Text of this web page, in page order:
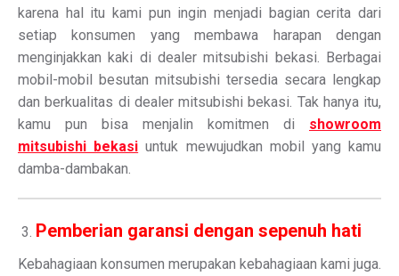
karena hal itu kami pun ingin menjadi bagian cerita dari
setiap konsumen yang membawa harapan dengan
menginjakkan kaki di dealer mitsubishi bekasi. Berbagai
mobil-mobil besutan mitsubishi tersedia secara lengkap
dan berkualitas di dealer mitsubishi bekasi. Tak hanya itu,
kamu pun bisa menjalin komitmen di showroom
mitsubishi bekasi untuk mewujudkan mobil yang kamu
damba-dambakan.
Pemberian garansi dengan sepenuh hati
Kebahagiaan konsumen merupakan kebahagiaan kami juga.